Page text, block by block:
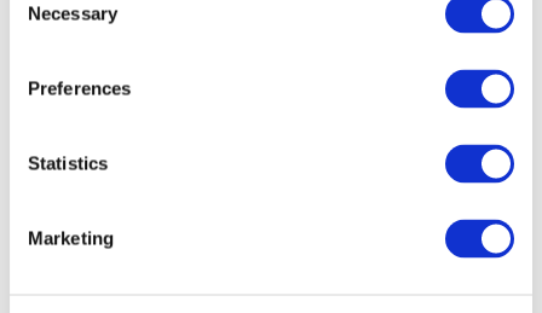
Selection
Necessary
Preferences
Statistics
Marketing
Événements